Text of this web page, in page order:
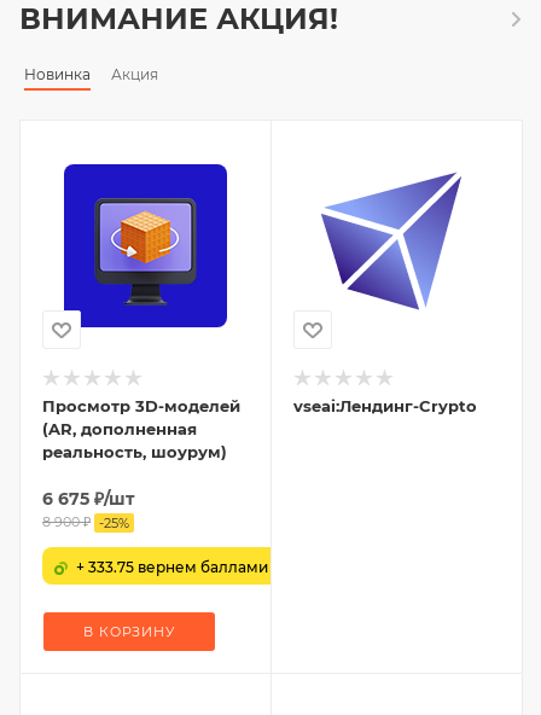
ВНИМАНИЕ АКЦИЯ!
Новинка Акция
Просмотр 3D-моделей
(AR, дополненная
реальность, шоурум)
6 675 ₽/шт
8 900₽ -25%
+ 333.75 вернем баллами
В КОРЗИНУ
vseai:Лендинг-Crypto